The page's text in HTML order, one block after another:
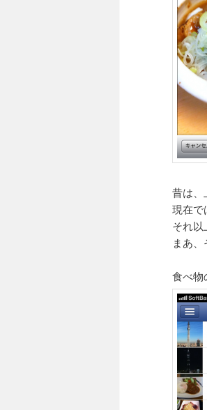
昔は、
現在で
それ以
まあ
食べ物